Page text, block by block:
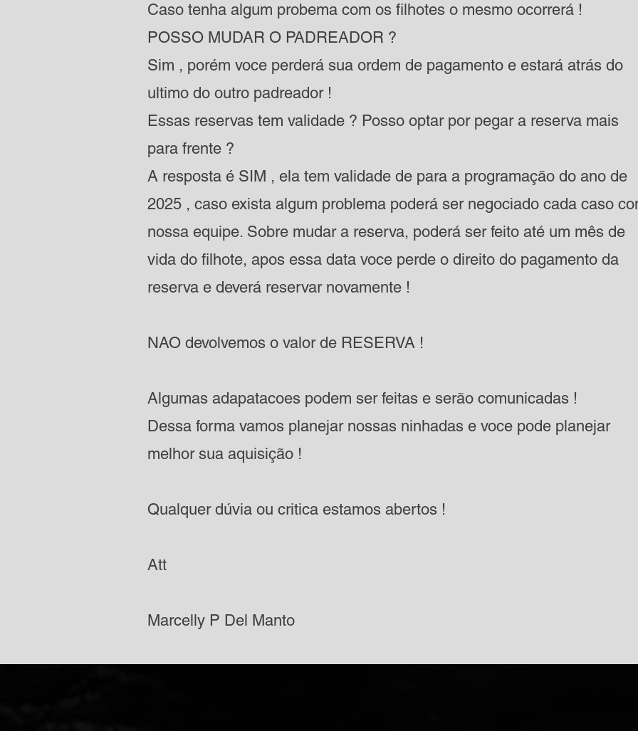
Caso tenha algum probema com os filhotes o mesmo ocorrerá !
POSSO MUDAR O PADREADOR ?
Sim , porém voce perderá sua ordem de pagamento e estará atrás do
ultimo do outro padreador !
Essas reservas tem validade ? Posso optar por pegar a reserva mais
para frente ?
A resposta é SIM , ela tem validade de para a programação do ano de
2025 , caso exista algum problema poderá ser negociado cada caso
nossa equipe. Sobre mudar a reserva, poderá ser feito até um mês de
vida do filhote, apos essa data voce perde o direito do pagamento da
reserva e deverá reservar novamente !
NAO devolvemos o valor de RESERVA !
Algumas adapatacoes podem ser feitas e serão comunicadas !
Dessa forma vamos planejar nossas ninhadas e voce pode planejar
melhor sua aquisição !
Qualquer dúvia ou critica estamos abertos !
Att
Marcelly P Del Manto